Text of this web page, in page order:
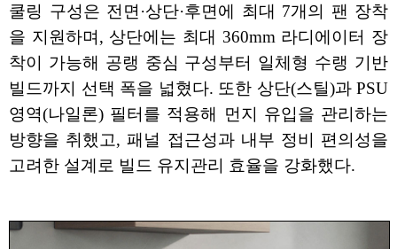
쿨링 구성은 전면·상단·후면에 최대 7개의 팬 장착
을 지원하며, 상단에는 최대 360mm 라디에이터 장
착이 가능해 공랭 중심 구성부터 일체형 수랭 기반
빌드까지 선택 폭을 넓혔다. 또한 상단(스틸)과 PSU
영역(나일론) 필터를 적용해 먼지 유입을 관리하는
방향을 취했고, 패널 접근성과 내부 정비 편의성을
고려한 설계로 빌드 유지관리 효율을 강화했다.